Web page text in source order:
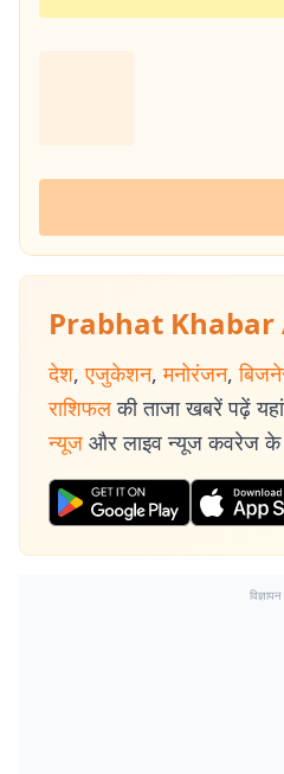
Prabhat Khabar
देश, एजुकेशन, मनोरंजन,
राशिफल की ताजा खबरें पढ़ें
न्यूज और लाइव न्यूज कवरेज के
विज्ञापन